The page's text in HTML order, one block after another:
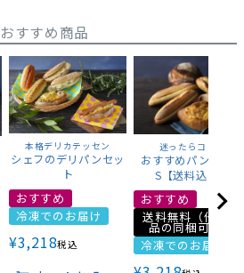
おすすめ商品
本格デリカテッセン
シェフのデリパンセッ
ト
おすすめ
冷凍でのお届け
¥3,218税込
迷ったらコレ！
おすすめパンセット
S【送料込み】
おすすめ
送料無料（他の商
品の同梱可能）
冷凍でのお届け